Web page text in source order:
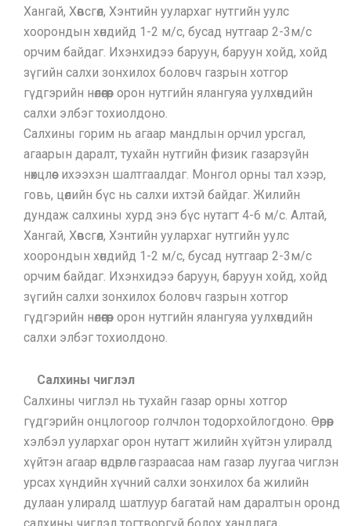
Хангай, Хөвсгөл, Хэнтийн уулархаг нутгийн уулс
хоорондын хөндийд 1-2 м/с, бусад нутгаар 2-3м/с
орчим байдаг. Ихэнхидээ баруун, баруун хойд, хойд
зүгийн салхи зонхилох боловч газрын хотгор
гүдгэрийн нөлөөгөөр орон нутгийн ялангуяа уулхөндийн
салхи элбэг тохиолдоно.
Салхины горим нь агаар мандлын орчил урсгал,
агаарын даралт, тухайн нутгийн физик газарзүйн
нөхцлөөс ихээхэн шалтгаалдаг. Монгол орны тал хээр,
говь, цөлийн бүс нь салхи ихтэй байдаг. Жилийн
дундаж салхины хурд энэ бүс нутагт 4-6 м/с. Алтай,
Хангай, Хөвсгөл, Хэнтийн уулархаг нутгийн уулс
хоорондын хөндийд 1-2 м/с, бусад нутгаар 2-3м/с
орчим байдаг. Ихэнхидээ баруун, баруун хойд, хойд
зүгийн салхи зонхилох боловч газрын хотгор
гүдгэрийн нөлөөгөөр орон нутгийн ялангуяа уулхөндийн
салхи элбэг тохиолдоно.
Салхины чиглэл
Салхины чиглэл нь тухайн газар орны хотгор
гүдгэрийн онцлогоор голчлон тодорхойлогдоно. Өөрөөр
хэлбэл уулархаг орон нутагт жилийн хүйтэн улиралд
хүйтэн агаар өндөрлөг газраасаа нам газар луугаа чиглэн
урсах хүндийн хүчний салхи зонхилох ба жилийн
дулаан улиралд шатлуур багатай нам даралтын оронд